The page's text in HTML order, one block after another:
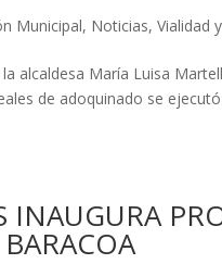
Municipal, Noticias,Vialidad
alcaldesa María Luisa
de adoquinado se
INAUGURA